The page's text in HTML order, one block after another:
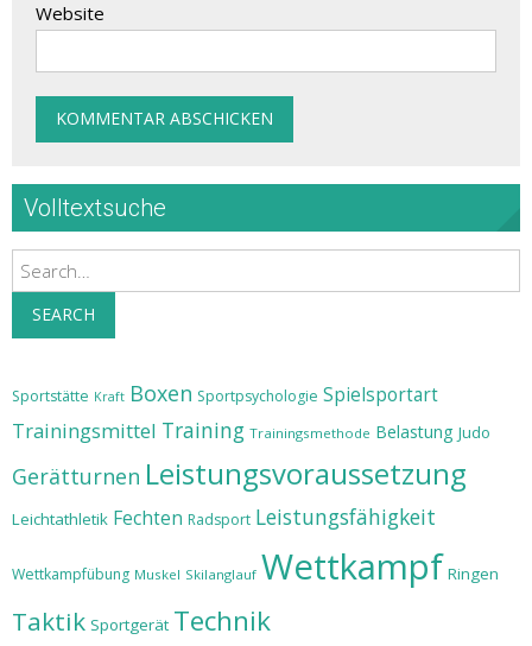
Website
Volltextsuche
Search
SEARCH
Sportstätte Kraft Boxen Sportpsychologie Spielsportart
Trainingsmittel Training Trainingsmethode Belastung Judo
Gerätturnen Leistungsvoraussetzung
Leichtathletik Fechten Radsport Leistungsfähigkeit
Wettkampfübung Muskel Skilanglauf Wettkampf Ringen
Taktik Sportgerät Technik